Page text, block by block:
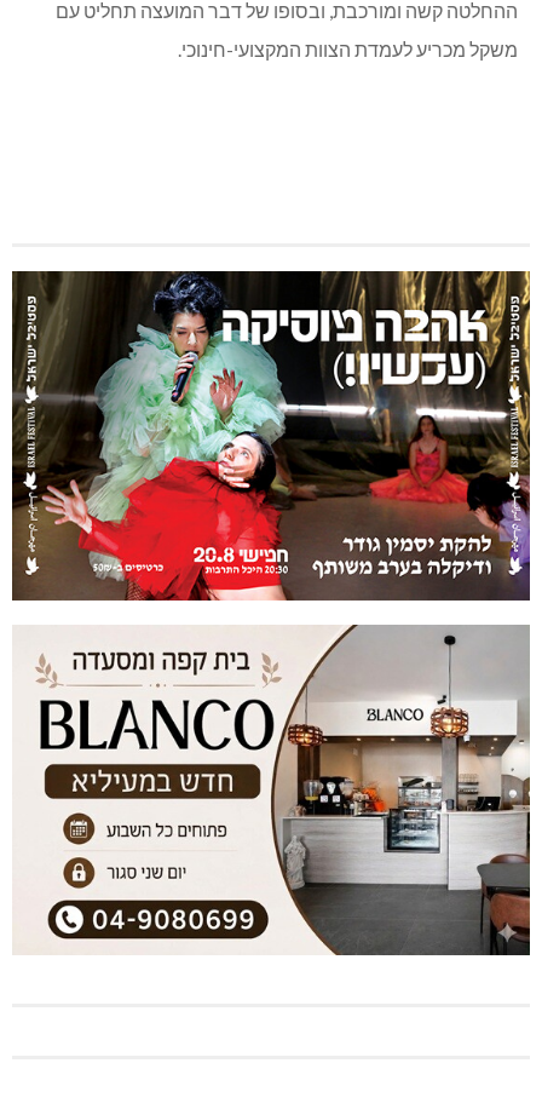
ההחלטה קשה ומורכבת, ובסופו של דבר המועצה תחליט עם
משקל מכריע לעמדת הצוות המקצועי-חינוכי.